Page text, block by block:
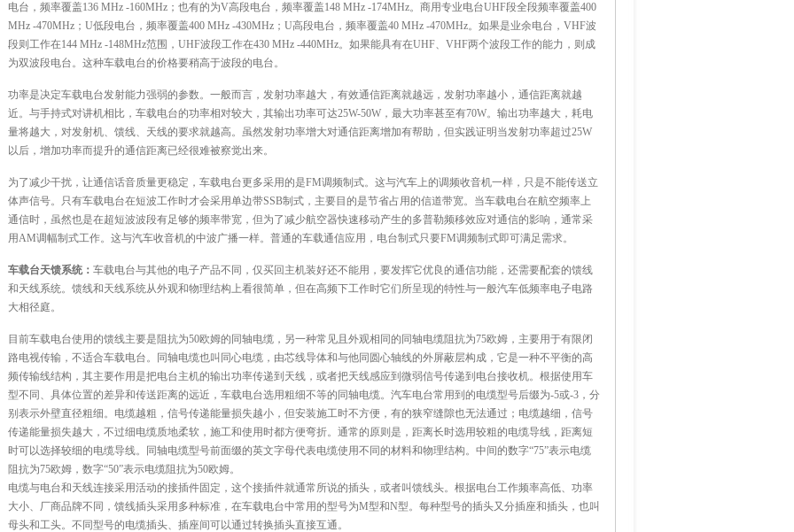
电台，频率覆盖136 MHz -160MHz；也有的为V高段电台，频率覆盖148 MHz -174MHz。商用专业电台UHF段全段频率覆盖400
MHz -470MHz；U低段电台，频率覆盖400 MHz -430MHz；U高段电台，频率覆盖40 MHz -470MHz。如果是业余电台，VHF波
段则工作在144 MHz -148MHz范围，UHF波段工作在430 MHz -440MHz。如果能具有在UHF、VHF两个波段工作的能力，则成
为双波段电台。这种车载电台的价格要稍高于波段的电台。
功率是决定车载电台发射能力强弱的参数。一般而言，发射功率越大，有效通信距离就越远，发射功率越小，通信距离就越
近。与手持式对讲机相比，车载电台的功率相对较大，其输出功率可达25W-50W，最大功率甚至有70W。输出功率越大，耗电
量将越大，对发射机、馈线、天线的要求就越高。虽然发射功率增大对通信距离增加有帮助，但实践证明当发射功率超过25W
以后，增加功率而提升的通信距离已经很难被察觉出来。
为了减少干扰，让通信话音质量更稳定，车载电台更多采用的是FM调频制式。这与汽车上的调频收音机一样，只是不能传送立
体声信号。只有车载电台在短波工作时才会采用单边带SSB制式，主要目的是节省占用的信道带宽。当车载电台在航空频率上
通信时，虽然也是在超短波波段有足够的频率带宽，但为了减少航空器快速移动产生的多普勒频移效应对通信的影响，通常采
用AM调幅制式工作。这与汽车收音机的中波广播一样。普通的车载通信应用，电台制式只要FM调频制式即可满足需求。
车载台天馈系统： 车载电台与其他的电子产品不同，仅买回主机装好还不能用，要发挥它优良的通信功能，还需要配套的馈线
和天线系统。馈线和天线系统从外观和物理结构上看很简单，但在高频下工作时它们所呈现的特性与一般汽车低频率电子电路
大相径庭。
目前车载电台使用的馈线主要是阻抗为50欧姆的同轴电缆，另一种常见且外观相同的同轴电缆阻抗为75欧姆，主要用于有限闭
路电视传输，不适合车载电台。同轴电缆也叫同心电缆，由芯线导体和与他同圆心轴线的外屏蔽层构成，它是一种不平衡的高
频传输线结构，其主要作用是把电台主机的输出功率传递到天线，或者把天线感应到微弱信号传递到电台接收机。根据使用车
型不同、具体位置的差异和传送距离的远近，车载电台选用粗细不等的同轴电缆。汽车电台常用到的电缆型号后缀为-5或-3，分
别表示外壁直径粗细。电缆越粗，信号传递能量损失越小，但安装施工时不方便，有的狭窄缝隙也无法通过；电缆越细，信号
传递能量损失越大，不过细电缆质地柔软，施工和使用时都方便弯折。通常的原则是，距离长时选用较粗的电缆导线，距离短
时可以选择较细的电缆导线。同轴电缆型号前面缀的英文字母代表电缆使用不同的材料和物理结构。中间的数字“75”表示电缆
阻抗为75欧姆，数字“50”表示电缆阻抗为50欧姆。
电缆与电台和天线连接采用活动的接插件固定，这个接插件就通常所说的插头，或者叫馈线头。根据电台工作频率高低、功率
大小、厂商品牌不同，馈线插头采用多种标准，在车载电台中常用的型号为M型和N型。每种型号的插头又分插座和插头，也叫
母头和工头。不同型号的电缆插头、插座间可以通过转换插头直接互通。